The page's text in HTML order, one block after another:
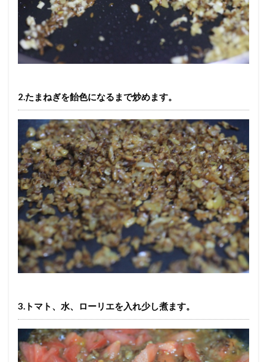
2.たまねぎを飴色になるまで炒めます。
3.トマト、水、ローリエを入れ少し煮ます。